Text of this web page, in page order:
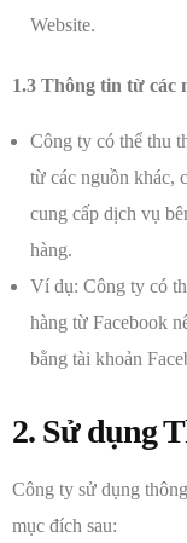
Website.
1.3 Thông tin từ các
Công ty có thể thu
từ các nguồn khác,
cung cấp dịch vụ
hàng.
Ví dụ: Công ty có
hàng từ Facebook
bằng tài khoản
2. Sử dụng
Công ty sử dụng
mục đích sau: